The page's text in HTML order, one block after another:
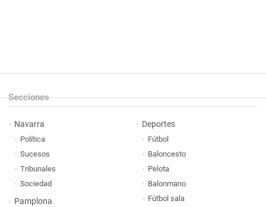
Secciones
Navarra
Política
Sucesos
Tribunales
Sociedad
Pamplona
Deportes
Fútbol
Baloncesto
Pelota
Balonmano
Fútbol sala